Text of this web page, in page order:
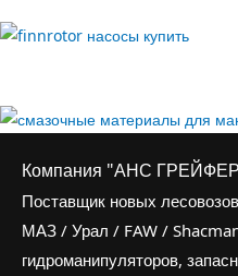
Компания "АНС
Поставщик новых
МАЗ / Урал / FAW /
гидроманипуляторов,